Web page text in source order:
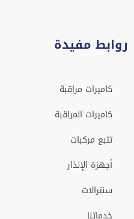
روابط مفيدة
كاميرات مراقبة
كاميرات المراقبة
تتبع مركبات
أجهزة الإنذار
سنترالات
خدماتنا